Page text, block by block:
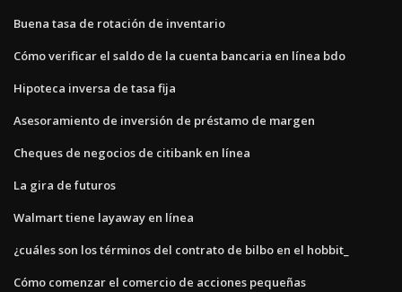
Buena tasa de rotación de inventario
Cómo verificar el saldo de la cuenta bancaria en línea bdo
Hipoteca inversa de tasa fija
Asesoramiento de inversión de préstamo de margen
Cheques de negocios de citibank en línea
La gira de futuros
Walmart tiene layaway en línea
¿cuáles son los términos del contrato de bilbo en el hobbit_
Cómo comenzar el comercio de acciones pequeñas